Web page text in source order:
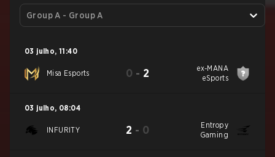
Group A - Group A
03 julho, 11:40
Misa Esports 0 - 2
ex-MANA
eSports
03 julho, 08:04
INFURITY 2 - 0
Entropy
Gaming